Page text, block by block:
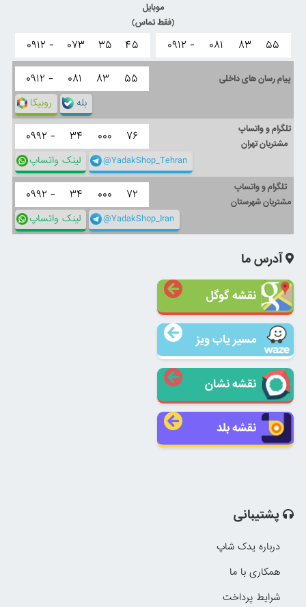
موبایل
(فقط تماس)
۰۹۱۲ - ۰۸۱ ۸۳ ۵۵ ۰۹۱۲ - ۰۷۳ ۳۵ ۴۵
پیام رسان های داخلی ۰۹۱۲ - ۰۸۱ ۸۳ ۵۵
روبیکا بله
تلگرام و واتساپ
مشتریان تهران
۰۹۹۲ - ۳۴ ۰۰۰ ۷۶
لینک واتساپ @YadakShop_Tehran
تلگرام و واتساپ
مشتریان شهرستان
۰۹۹۲ - ۳۴ ۰۰۰ ۷۲
لینک واتساپ @YadakShop_Iran
آدرس ما
نقشه گوگل
مسیر یاب ویز
نقشه نشان
نقشه بلد
پشتیبانی
درباره یدک شاپ
همکاری با ما
شرایط پرداخت